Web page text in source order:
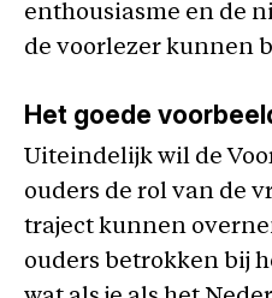
enthousiasme en de
de voorlezer kunnen
Het goede
Uiteindelijk wil de
ouders de rol van de
traject kunnen
ouders betrokken bij